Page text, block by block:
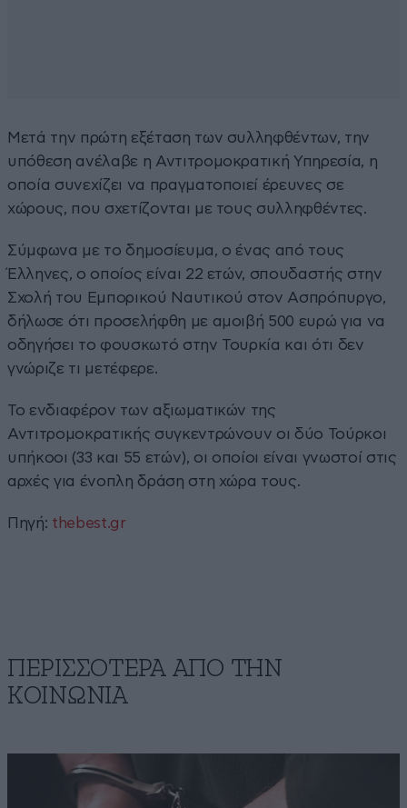
Μετά την πρώτη εξέταση των συλληφθέντων, την
υπόθεση ανέλαβε η Αντιτρομοκρατική Υπηρεσία, η
οποία συνεχίζει να πραγματοποιεί έρευνες σε
χώρους, που σχετίζονται με τους συλληφθέντες.
Σύμφωνα με το δημοσίευμα, ο ένας από τους
Έλληνες, ο οποίος είναι 22 ετών, σπουδαστής στην
Σχολή του Εμπορικού Ναυτικού στον Ασπρόπυργο,
δήλωσε ότι προσελήφθη με αμοιβή 500 ευρώ για να
οδηγήσει το φουσκωτό στην Τουρκία και ότι δεν
γνώριζε τι μετέφερε.
Το ενδιαφέρον των αξιωματικών της
Αντιτρομοκρατικής συγκεντρώνουν οι δύο Τούρκοι
υπήκοοι (33 και 55 ετών), οι οποίοι είναι γνωστοί στις
αρχές για ένοπλη δράση στη χώρα τους.
Πηγή: thebest.gr
ΠΕΡΙΣΣΟΤΕΡΑ ΑΠΟ ΤΗΝ
ΚΟΙΝΩΝΙΑ